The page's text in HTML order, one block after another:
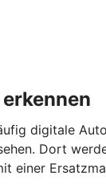
digitale
Dort
einer